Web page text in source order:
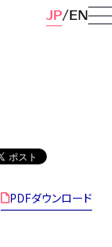
JP EN
PDFダウンロード